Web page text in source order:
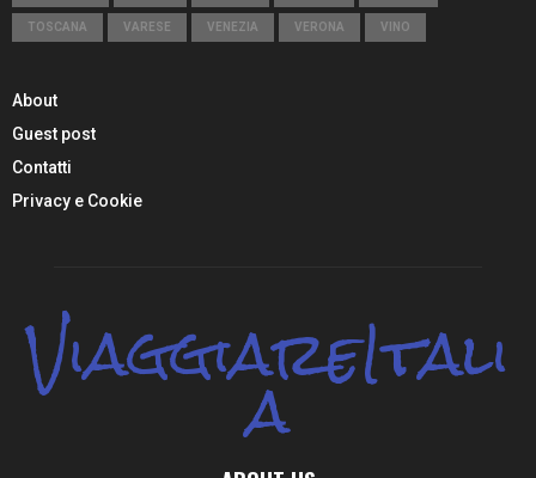
TOSCANA VARESE VENEZIA VERONA VINO
About
Guest post
Contatti
Privacy e Cookie
ViaggiareItali
a